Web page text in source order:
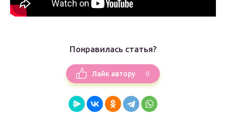
Понравилась статья?
Лайк автору 0